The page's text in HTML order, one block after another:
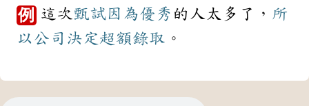
例 這次 甄試因為優秀 的人太多了， 所
以公司 決定超額錄取 。